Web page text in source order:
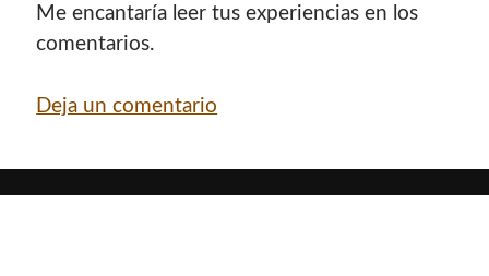
Me encantaría leer tus experiencias en los
comentarios.
Deja un comentario